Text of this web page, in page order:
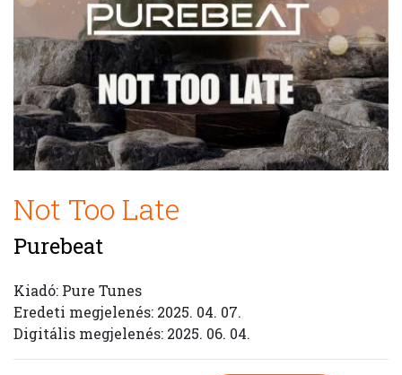
Not Too Late
Purebeat
Kiadó: Pure Tunes
Eredeti megjelenés: 2025. 04. 07.
Digitális megjelenés: 2025. 06. 04.